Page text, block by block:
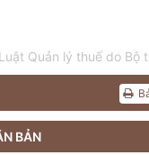
Quản lý thuế do Bộ
BẢN